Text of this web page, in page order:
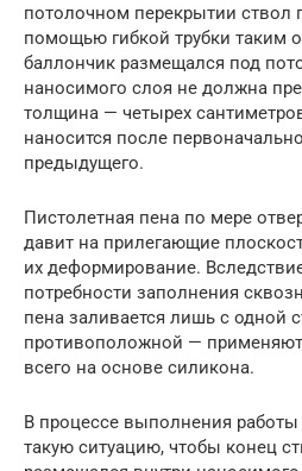
потолочном перекрытии ствол
помощью гибкой трубки таким
баллончик размещался под
наносимого слоя не должна
толщина — четырех
наносится после
предыдущего.
Пистолетная пена по мере
давит на прилегающие
их деформирование.
потребности заполнения
пена заливается лишь с одной
противоположной —
всего на основе силикона.
В процессе выполнения
такую ситуацию, чтобы конец